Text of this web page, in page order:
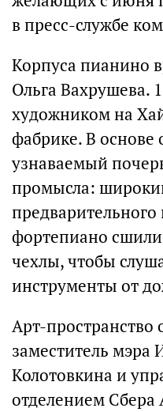
в пресс-службе
Корпуса пианино
Ольга Вахрушева.
художником на
фабрике. В
узнаваемый
промысла:
фортепиано
чехлы, чтобы
инструменты от
Арт-
заместитель мэра
Колотовкина и
отделением Сбера